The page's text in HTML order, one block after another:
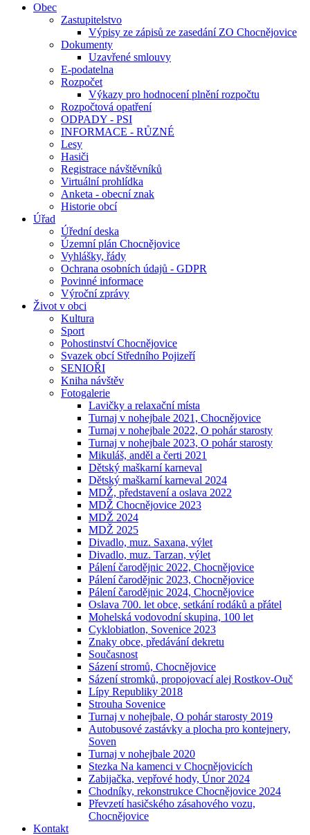
Obec
Zastupitelstvo
Výpisy ze zápisů ze zasedání ZO Chocnějovice
Dokumenty
Uzavřené smlouvy
E-podatelna
Rozpočet
Výkazy pro hodnocení plnění rozpočtu
Rozpočtová opatření
ODPADY - PSI
INFORMACE - RŮZNÉ
Lesy
Hasiči
Registrace návštěvníků
Virtuální prohlídka
Anketa - obecní znak
Historie obcí
Úřad
Úřední deska
Územní plán Chocnějovice
Vyhlášky, řády
Ochrana osobních údajů - GDPR
Povinné informace
Výroční zprávy
Život v obci
Kultura
Sport
Pohostinství Chocnějovice
Svazek obcí Středního Pojizeří
SENIOŘI
Kniha návštěv
Fotogalerie
Lavičky a relaxační místa
Turnaj v nohejbale 2021, Chocnějovice
Turnaj v nohejbale 2022, O pohár starosty
Turnaj v nohejbale 2023, O pohár starosty
Mikuláš, anděl a čerti 2021
Dětský maškarní karneval
Dětský maškarní karneval 2024
MDŽ, představení a oslava 2022
MDŽ Chocnějovice 2023
MDŽ 2024
MDŽ 2025
Divadlo, muz. Saxana, výlet
Divadlo, muz. Tarzan, výlet
Pálení čarodějnic 2022, Chocnějovice
Pálení čarodějnic 2023, Chocnějovice
Pálení čarodějnic 2024, Chocnějovice
Oslava 700. let obce, setkání rodáků a přátel
Mohelská vodovodní skupina, 100 let
Cyklobiatlon, Sovenice 2023
Znaky obce, předávání dekretu
Současnost
Sázení stromů, Chocnějovice
Sázení stromků, propojovací alej Rostkov-Ouč
Lípy Republiky 2018
Strouha Sovenice
Turnaj v nohejbale, O pohár starosty 2019
Autobusové zastávky a plocha pro kontejnery,
Soven
Turnaj v nohejbale 2020
Stezka Na kamenci v Chocnějovicích
Zabijačka, vepřové hody, Únor 2024
Chodníky, rekonstrukce Chocnějovice 2024
Převzetí hasičského zásahového vozu,
Chocnějovice
Kontakt